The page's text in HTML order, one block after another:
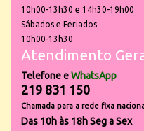
10h00-13h30 e 14h30-19h00
Sábados e Feriados
10h00-13h30
Atendimento
Telefone eWhatsApp
219 831 150
Chamada para a rede fixa
Das 10h às 18h Seg a Sex